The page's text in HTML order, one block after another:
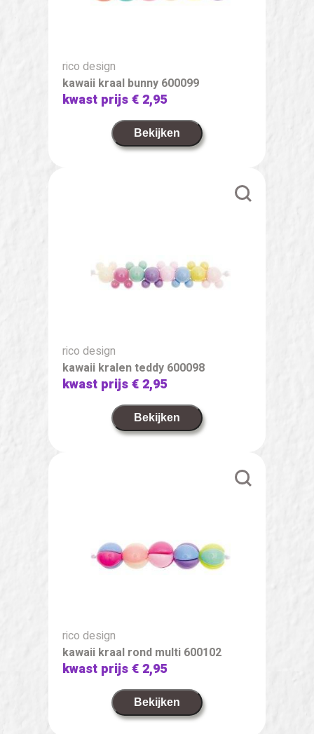
rico design
kawaii kraal bunny 600099
kwast prijs€ 2,95
Bekijken
rico design
kawaii kralen teddy 600098
kwast prijs€ 2,95
Bekijken
rico design
kawaii kraal rond multi 600102
kwast prijs€ 2,95
Bekijken